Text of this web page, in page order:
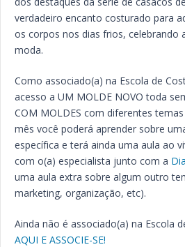
verdadeiro encanto costurado para
os corpos nos dias frios, celebrando
moda.
Como associado(a) na Escola de
acesso a UM MOLDE NOVO toda
COM MOLDES com diferentes
mês você poderá aprender sobre
específica e terá ainda uma aula ao
com o(a) especialista junto com a
uma aula extra sobre algum outro
marketing, organização, etc).
Ainda não é associado(a) na Escola
AQUI E ASSOCIE-SE!